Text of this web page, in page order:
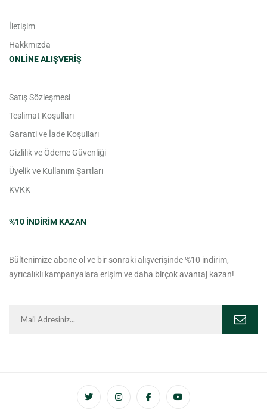
İletişim
Hakkmızda
ONLINE ALIŞVERIŞ
Satış Sözleşmesi
Teslimat Koşulları
Garanti ve İade Koşulları
Gizlilik ve Ödeme Güvenliği
Üyelik ve Kullanım Şartları
KVKK
%10 INDIRIM KAZAN
Bültenimize abone ol ve bir sonraki alışverişinde %10 indirim,
ayrıcalıklı kampanyalara erişim ve daha birçok avantaj kazan!